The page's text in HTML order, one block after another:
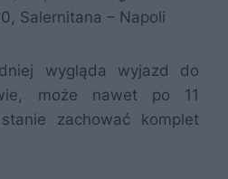
Salernitana – Napoli
wygląda wyjazd do
może nawet po 11
zachować komplet